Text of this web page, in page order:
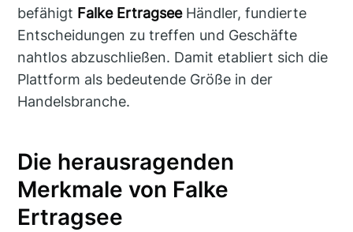
befähigt Falke ErtragseeHändler, fundierte
Entscheidungen zu treffen und Geschäfte
nahtlos abzuschließen. Damit etabliert sich die
Plattform als bedeutende Größe in der
Handelsbranche.
Die herausragenden
Merkmale von Falke
Ertragsee